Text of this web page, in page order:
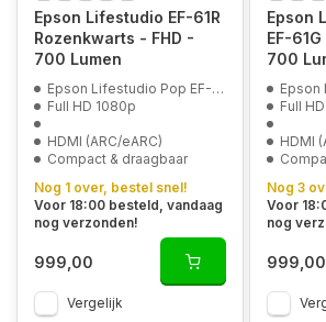
Epson Lifestudio EF-61R
Rozenkwarts - FHD -
700 Lumen
Epson Lifestudio Pop EF-61G
Full HD 1080p
HDMI (ARC/eARC)
Compact & draagbaar
Nog 1 over, bestel snel!
Voor 18:00 besteld, vandaag
nog verzonden!
999,00
Vergelijk
Epson
EF-
700
Epson
Full
HDMI
Nog 3
Voor
nog
999,00